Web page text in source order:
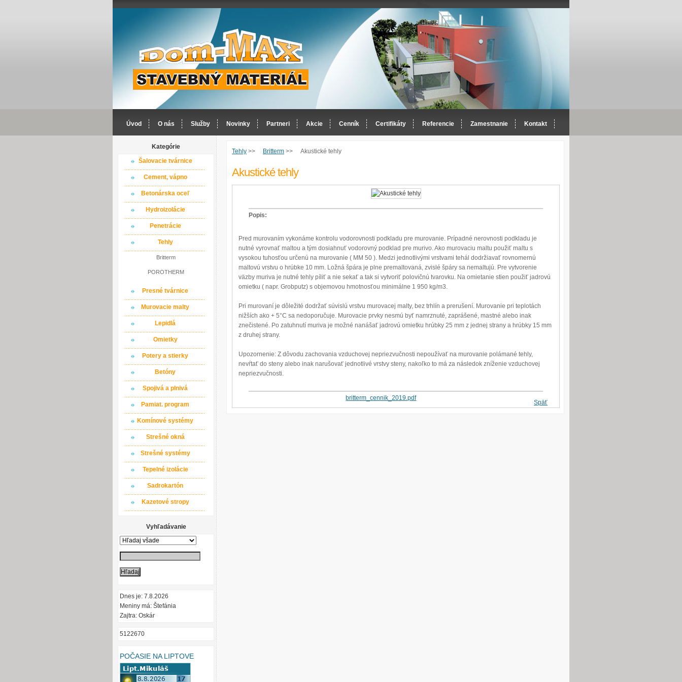
Úvod O nás Služby Novinky Partneri Akcie Cenník Certifikáty Referencie Zamestnanie Kontakt
Kategórie
Šalovacie tvárnice
Cement, vápno
Betonárska oceľ
Hydroizolácie
Penetrácie
Tehly
Britterm
POROTHERM
Presné tvárnice
Murovacie malty
Lepidlá
Omietky
Potery a stierky
Betóny
Spojivá a plnivá
Pamiat. program
Komínové systémy
Strešné okná
Strešné systémy
Tepelné izolácie
Sadrokartón
Kazetové stropy
Vyhľadávanie
Dnes je: 7.8.2026
Meniny má: Štefánia
Zajtra: Oskár
5122670
POČASIE NA LIPTOVE
Tehly >> Britterm >> Akustické tehly
Akustické tehly
Popis:
Pred murovaním vykonáme kontrolu vodorovnosti podkladu pre murovanie. Prípadné nerovnosti podkladu je
nutné vyrovnať maltou a tým dosiahnuť vodorovný podklad pre murivo. Ako murovaciu maltu použiť maltu s
vysokou tuhosťou určenú na murovanie ( MM 50 ). Medzi jednotlivými vrstvami tehál dodržiavať rovnomernú
maltovú vrstvu o hrúbke 10 mm. Ložná špára je plne premaltovaná, zvislé špáry sa nemaltujú. Pre vytvorenie
väzby muriva je nutné tehly píliť a nie sekať a tak si vytvoriť polovičnú tvarovku. Na omietanie stien použiť jadrovú
omietku ( napr. Grobputz) s objemovou hmotnosťou minimálne 1 950 kg/m3.
Pri murovaní je dôležité dodržať súvislú vrstvu murovacej malty, bez trhlín a prerušení. Murovanie pri teplotách
nižších ako + 5°C sa nedoporučuje. Murovacie prvky nesmú byť namrznuté, zaprášené, mastné alebo inak
znečistené. Po zatuhnutí muriva je možné nanášať jadrovú omietku hrúbky 25 mm z jednej strany a hrúbky 15 mm
z druhej strany.
Upozornenie: Z dôvodu zachovania vzduchovej nepriezvučnosti nepoužívať na murovanie polámané tehly,
nevŕtať do steny alebo inak narušovať jednotlivé vrstvy steny, nakoľko to má za následok zníženie vzduchovej
nepriezvučnosti.
britterm_cennik_2019.pdf
Späť